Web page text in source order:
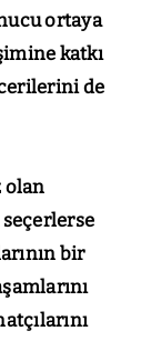
ortaya
katkı
de
olan
bir